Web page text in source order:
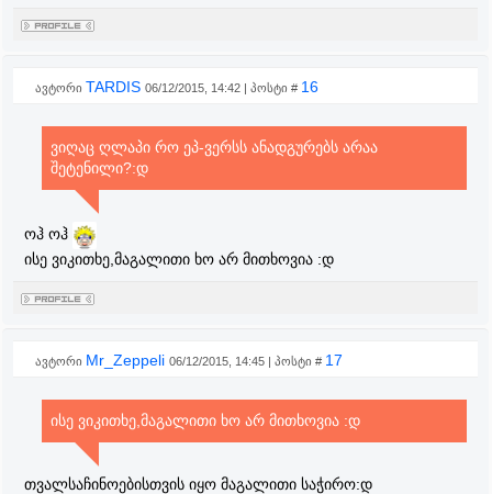
ავტორი TARDIS 06/12/2015, 14:42 | პოსტი # 16
ვიღაც ღლაპი რო ეპ-ვერსს ანადგურებს არაა
შეტენილი?:დ
ოჰ ოჰ
ისე ვიკითხე,მაგალითი ხო არ მითხოვია :დ
ავტორი Mr_Zeppeli 06/12/2015, 14:45 | პოსტი # 17
ისე ვიკითხე,მაგალითი ხო არ მითხოვია :დ
თვალსაჩინოებისთვის იყო მაგალითი საჭირო:დ